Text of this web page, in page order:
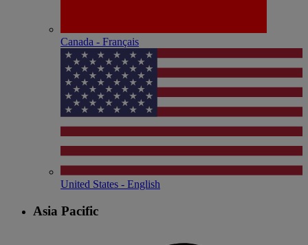
Canada - Français
United States - English
Asia Pacific